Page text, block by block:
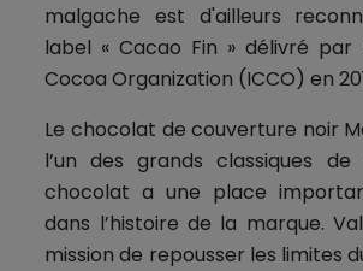
malgache est d'ailleurs
label « Cacao Fin » délivré par
Cocoa Organization (ICCO) en
Le chocolat de couverture noir
l’un des grands classiques de
chocolat a une place
dans l’histoire de la marque.
mission de repousser les limites